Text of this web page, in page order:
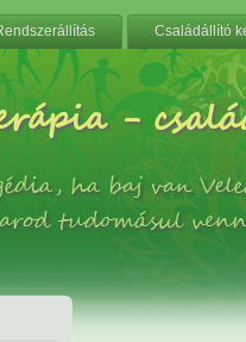
Családállító
-
ha baj van
tudomásul